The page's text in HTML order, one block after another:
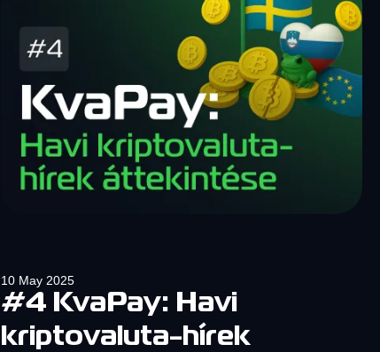
10 May 2025
#4 KvaPay: Havi
kriptovaluta-hírek